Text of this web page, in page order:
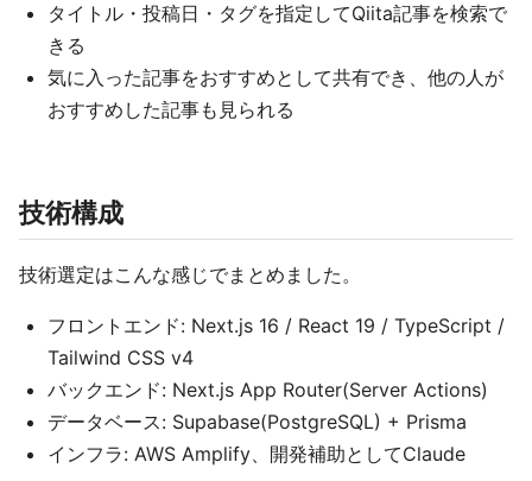
タイトル・投稿日・タグを指定してQiita記事を検索で
きる
気に入った記事をおすすめとして共有でき、他の人が
おすすめした記事も見られる
技術構成
技術選定はこんな感じでまとめました。
フロントエンド: Next.js 16 / React 19 / TypeScript /
Tailwind CSS v4
バックエンド: Next.js App Router(Server Actions)
データベース: Supabase(PostgreSQL) + Prisma
インフラ: AWS Amplify、開発補助としてClaude